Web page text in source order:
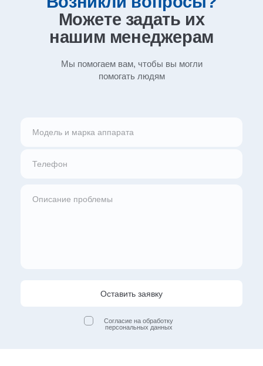
Можете задать их
нашим менеджерам
Мы помогаем вам, чтобы вы могли
помогать людям
Оставить заявку
Согласие на обработку
персональных данных